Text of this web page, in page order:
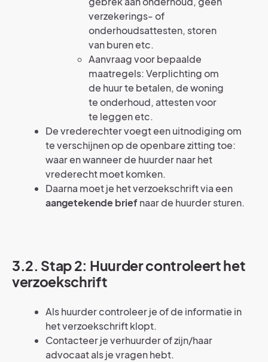
verzekerings- of
onderhoudsattesten, storen
van buren etc.
Aanvraag voor bepaalde
maatregels: Verplichting om
de huur te betalen, de woning
te onderhoud, attesten voor
te leggen etc.
De vrederechter voegt een uitnodiging om
te verschijnen op de openbare zitting toe:
waar en wanneer de huurder naar het
vrederecht moet komken.
Daarna moet je het verzoekschrift via een
aangetekende brief naar de huurder sturen.
3.2. Stap 2: Huurder controleert het
verzoekschrift
Als huurder controleer je of de informatie in
het verzoekschrift klopt.
Contacteer je verhuurder of zijn/haar
advocaat als je vragen hebt.